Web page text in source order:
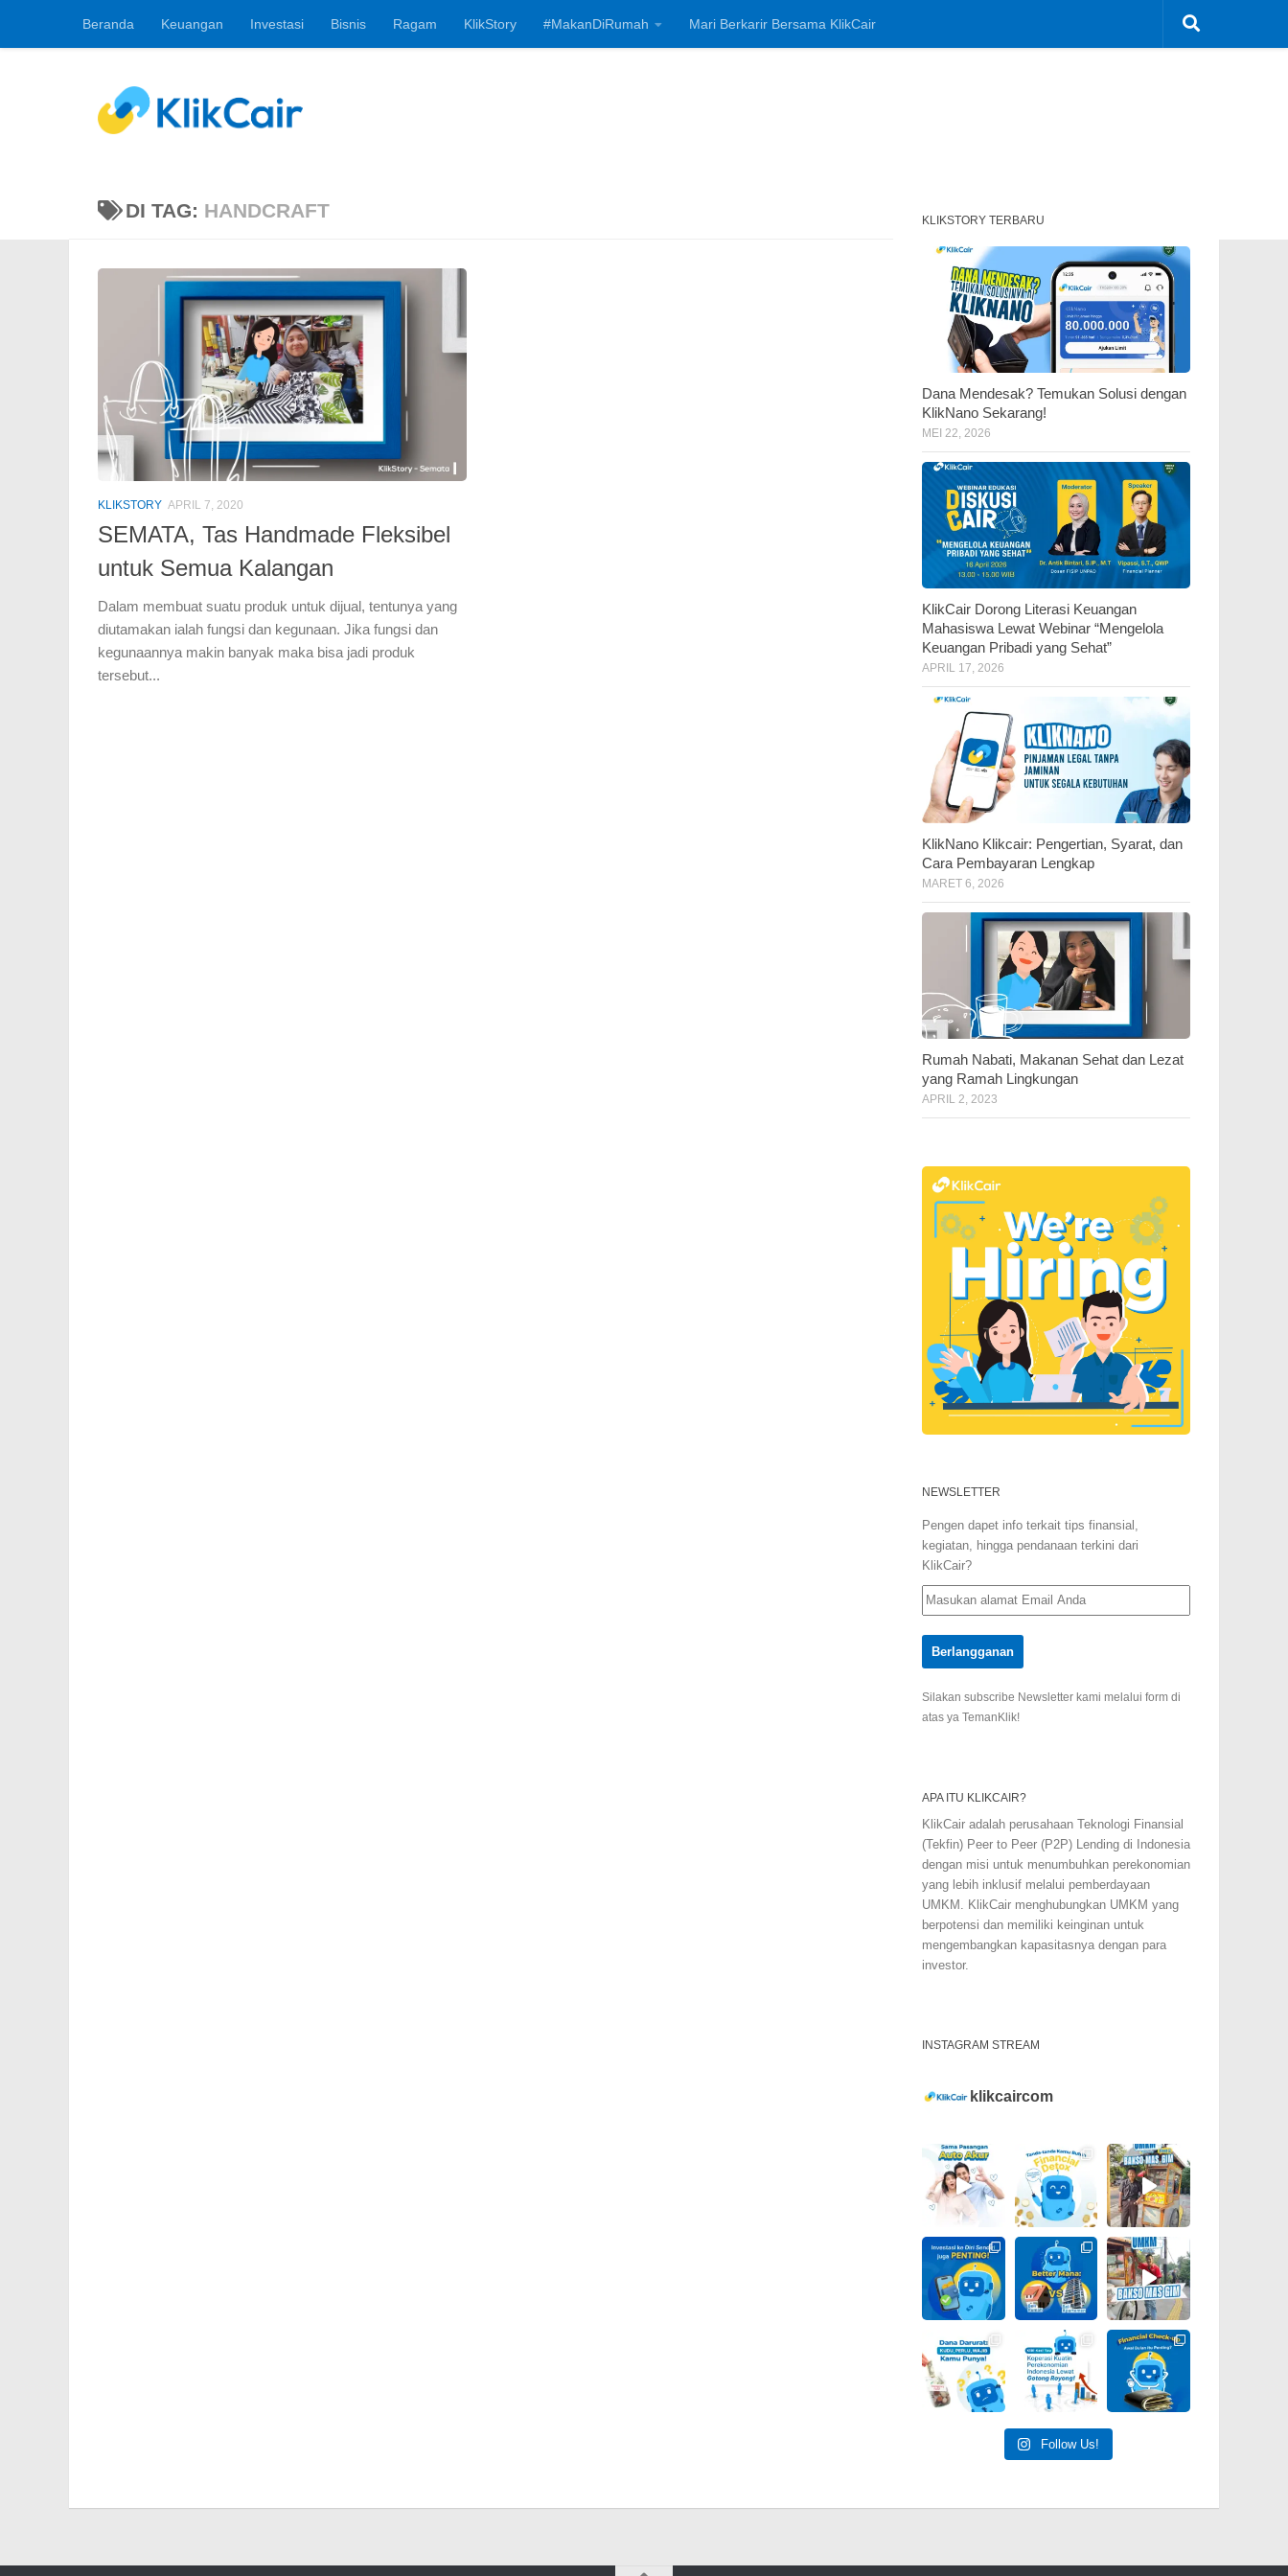
Skip to content
Beranda Keuangan Investasi Bisnis Ragam KlikStory #MakanDiRumah Mari Berkarir Bersama KlikCair
DI TAG: HANDCRAFT
KLIKSTORY APRIL 7, 2020
SEMATA, Tas Handmade Fleksibel
untuk Semua Kalangan
Dalam membuat suatu produk untuk dijual, tentunya yang
diutamakan ialah fungsi dan kegunaan. Jika fungsi dan
kegunaannya makin banyak maka bisa jadi produk
tersebut...
KLIKSTORY TERBARU
Dana Mendesak? Temukan Solusi dengan
KlikNano Sekarang!
MEI 22, 2026
KlikCair Dorong Literasi Keuangan
Mahasiswa Lewat Webinar “Mengelola
Keuangan Pribadi yang Sehat”
APRIL 17, 2026
KlikNano Klikcair: Pengertian, Syarat, dan
Cara Pembayaran Lengkap
MARET 6, 2026
Rumah Nabati, Makanan Sehat dan Lezat
yang Ramah Lingkungan
APRIL 2, 2023
NEWSLETTER
Pengen dapet info terkait tips finansial,
kegiatan, hingga pendanaan terkini dari
KlikCair?
Silakan subscribe Newsletter kami melalui form di
atas ya TemanKlik!
APA ITU KLIKCAIR?
KlikCair adalah perusahaan Teknologi Finansial
(Tekfin) Peer to Peer (P2P) Lending di Indonesia
dengan misi untuk menumbuhkan perekonomian
yang lebih inklusif melalui pemberdayaan
UMKM. KlikCair menghubungkan UMKM yang
berpotensi dan memiliki keinginan untuk
mengembangkan kapasitasnya dengan para
investor.
INSTAGRAM STREAM
klikcaircom
Follow Us!